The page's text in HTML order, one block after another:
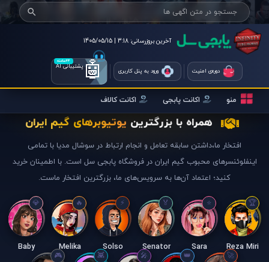
آخرین بروزرسانی: 3:18 | 1405/05/15
دوره‌ی امنیت ورود به پنل کاربری
۲۴ساعته 🤖 پشتیبانی AI
منو اکانت پابجی اکانت کالاف
همراه با بزرگترین یوتیوبرهای گیم ایران
افتخار ما،داشتن سابقه تعامل و انجام ارتباط در سوشال مدیا با تمامی
اینفلوئنسرهای محبوب گیم ایران در فروشگاه پابجی سل است. با اطمینان خرید
کنید؛ اعتماد آن‌ها به سرویس‌های ما، بزرگترین افتخار ماست.
Reza Miri
Sara
Senator
Solso
Melika
Baby